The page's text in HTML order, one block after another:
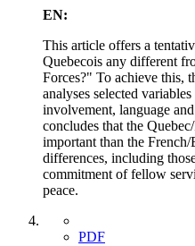
EN:
This article offers a
Quebecois any different
Forces?" To achieve this,
analyses selected
involvement, language
concludes that the
important than the
differences, including
commitment of fellow
peace.
PDF